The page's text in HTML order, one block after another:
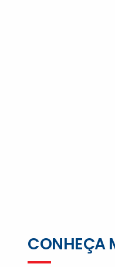
CONHEÇA